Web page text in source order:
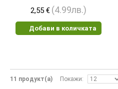
2,55 € (4.99лв.)
Добави в количката
11 продукт(а) Покажи